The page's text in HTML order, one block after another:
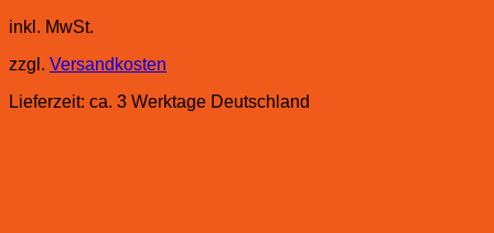
inkl. MwSt.
zzgl. Versandkosten
Lieferzeit: ca. 3 Werktage Deutschland